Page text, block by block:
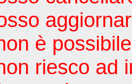
è
riesco ad